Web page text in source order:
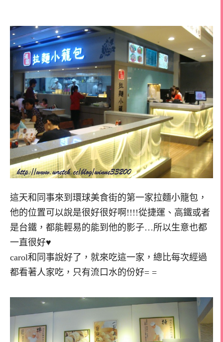
這天和同事來到環球美食街的第一家拉麵小籠包，
他的位置可以說是很好很好啊!!!!從捷運、高鐵或者
是台鐵，都能輕易的能到他的影子…所以生意也都
一直很好♥
carol和同事說好了，就來吃這一家，總比每次經過
都看著人家吃，只有流口水的份好= =